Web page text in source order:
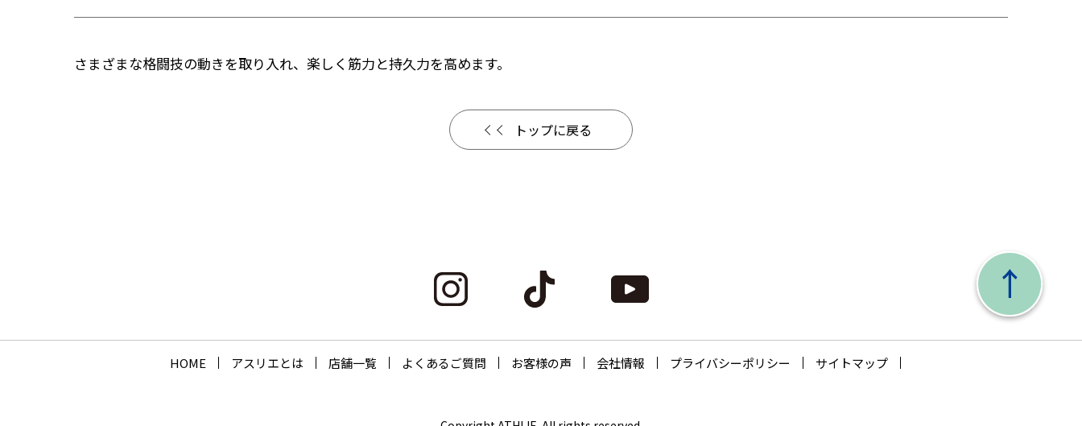
さまざまな格闘技の動きを取り入れ、楽しく筋力と持久力を高めます。
トップに戻る
HOME アスリエとは 店舗一覧 よくあるご質問 お客様の声 会社情報 プライバシーポリシー サイトマップ